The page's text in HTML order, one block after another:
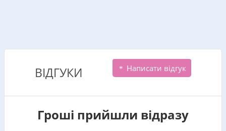
ВІДГУКИ Написати відгук
Гроші прийшли відразу